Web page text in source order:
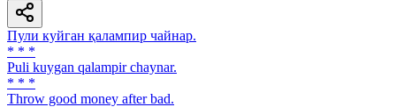
Пули куйган қалампир чайнар.
* * *
Puli kuygan qalampir chaynar.
* * *
Throw good money after bad.